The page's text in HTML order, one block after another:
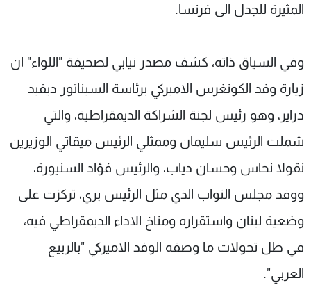
المثيرة للجدل الى فرنسا.
وفي السياق ذاته، كشف مصدر نيابي لصحيفة "اللواء" ان
زيارة وفد الكونغرس الاميركي برئاسة السيناتور ديفيد
دراير، وهو رئيس لجنة الشراكة الديمقراطية، والتي
شملت الرئيس سليمان وممثلي الرئيس ميقاتي الوزيرين
نقولا نحاس وحسان دياب، والرئيس فؤاد السنيورة،
ووفد مجلس النواب الذي مثل الرئيس بري، تركزت على
وضعية لبنان واستقراره ومناخ الاداء الديمقراطي فيه،
في ظل تحولات ما وصفه الوفد الاميركي "بالربيع
العربي".